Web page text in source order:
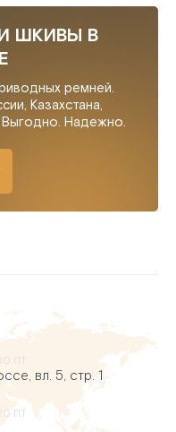
ШКИВЫ В
ремней.
Казахстана,
Надежно.
ПТ
вл. 5, стр. 1
ПТ